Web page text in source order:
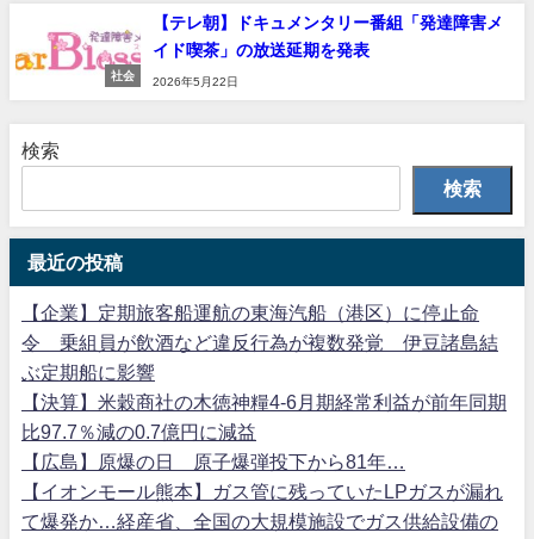
社会
【テレ朝】ドキュメンタリー番組「発達障害メ
イド喫茶」の放送延期を発表
2026年5月22日
検索
検索
最近の投稿
【企業】定期旅客船運航の東海汽船（港区）に停止命
令 乗組員が飲酒など違反行為が複数発覚 伊豆諸島結
ぶ定期船に影響
【決算】米穀商社の木徳神糧4-6月期経常利益が前年同期
比97.7％減の0.7億円に減益
【広島】原爆の日 原子爆弾投下から81年…
【イオンモール熊本】ガス管に残っていたLPガスが漏れ
て爆発か…経産省、全国の大規模施設でガス供給設備の